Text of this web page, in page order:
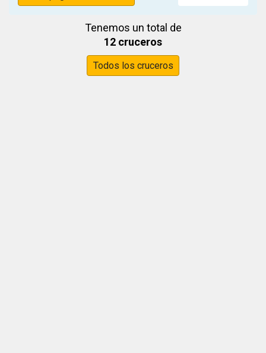
Tenemos un total de
12 cruceros
Todos los cruceros